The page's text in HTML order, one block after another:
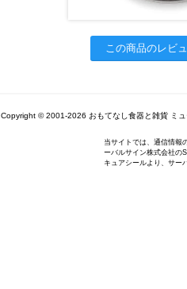
この商品のレビ
Copyright © 2001-2026 おもてなし食器と雑貨 ミ
当サイトでは、通信情報
ーバルサイン株式会社の
キュアシールより、サー